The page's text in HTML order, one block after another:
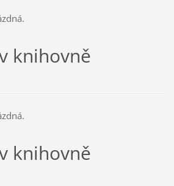
knihovně
knihovně